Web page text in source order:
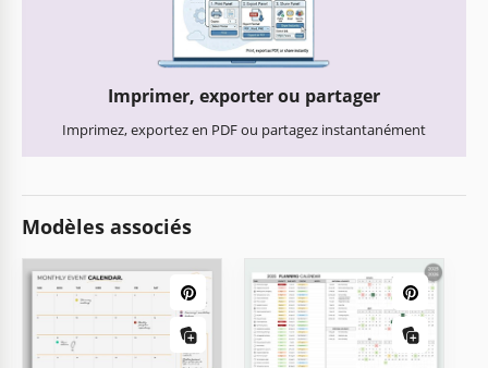
Imprimer, exporter ou partager
Imprimez, exportez en PDF ou partagez instantanément
Modèles associés